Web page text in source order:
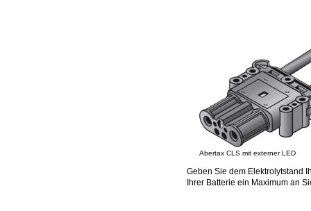
Abertax CLS mit externer LED
Geben Sie dem Elektrolytstand
Ihrer Batterie ein Maximum an